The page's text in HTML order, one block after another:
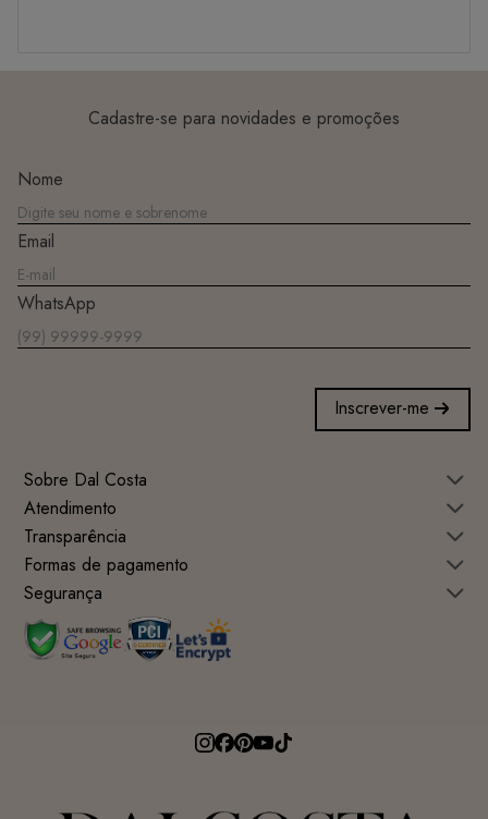
Cadastre-se para novidades e promoções
Nome
Email
WhatsApp
Inscrever-me
Sobre Dal Costa
Atendimento
Transparência
Formas de pagamento
Segurança